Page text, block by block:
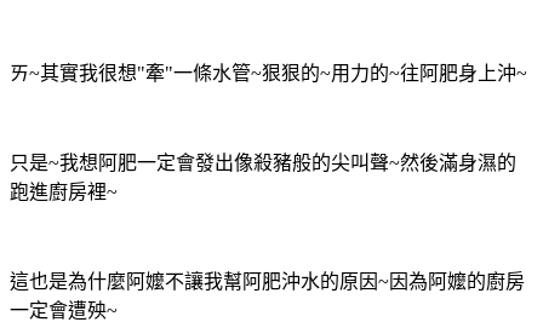
ㄞ~其實我很想"牽"一條水管~狠狠的~用力的~往阿肥身上沖~
只是~我想阿肥一定會發出像殺豬般的尖叫聲~然後滿身濕的
跑進廚房裡~
這也是為什麼阿嬤不讓我幫阿肥沖水的原因~因為阿嬤的廚房
一定會遭殃~